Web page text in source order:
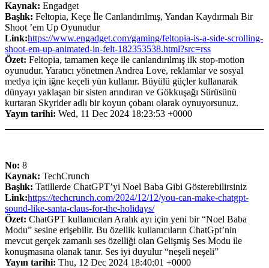
Kaynak: Engadget
Başlık: Feltopia, Keçe İle Canlandırılmış, Yandan Kaydırmalı Bir
Shoot ’em Up Oyunudur
Link:https://www.engadget.com/gaming/feltopia-is-a-side-scrolling-
shoot-em-up-animated-in-felt-182353538.html?src=rss
Özet: Feltopia, tamamen keçe ile canlandırılmış ilk stop-motion
oyunudur. Yaratıcı yönetmen Andrea Love, reklamlar ve sosyal
medya için iğne keçeli yün kullanır. Büyülü güçler kullanarak
dünyayı yaklaşan bir sisten arındıran ve Gökkuşağı Sürüsünü
kurtaran Skyrider adlı bir koyun çobanı olarak oynuyorsunuz.
Yayın tarihi: Wed, 11 Dec 2024 18:23:53 +0000
No: 8
Kaynak: TechCrunch
Başlık: Tatillerde ChatGPT’yi Noel Baba Gibi Gösterebilirsiniz
Link:https://techcrunch.com/2024/12/12/you-can-make-chatgpt-
sound-like-santa-claus-for-the-holidays/
Özet: ChatGPT kullanıcıları Aralık ayı için yeni bir “Noel Baba
Modu” sesine erişebilir. Bu özellik kullanıcıların ChatGpt’nin
mevcut gerçek zamanlı ses özelliği olan Gelişmiş Ses Modu ile
konuşmasına olanak tanır. Ses iyi duyulur “neşeli neşeli”
Yayın tarihi: Thu, 12 Dec 2024 18:40:01 +0000